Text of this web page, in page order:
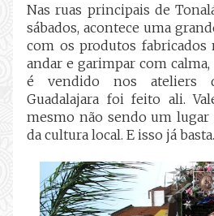
Nas ruas principais de
sábados, acontece uma
com os produtos fabricados
andar e garimpar com
é vendido nos ateliers
Guadalajara foi feito ali.
mesmo não sendo um
da cultura local. E isso já basta.